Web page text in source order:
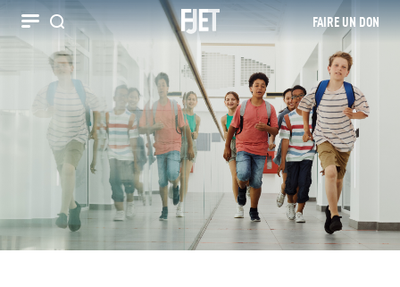
Recherche FAIRE UN DON